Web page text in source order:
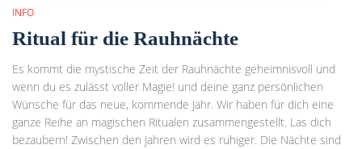
INFO
Ritual für die Rauhnächte
Es kommt die mystische Zeit der Rauhnächte geheimnisvoll und
wenn du es zulässt voller Magie! und deine ganz persönlichen
Wünsche für das neue, kommende Jahr. Wir haben für dich eine
ganze Reihe an magischen Ritualen zusammengestellt. Las dich
bezaubern! Zwischen den Jahren wird es ruhiger. Die Nächte sind